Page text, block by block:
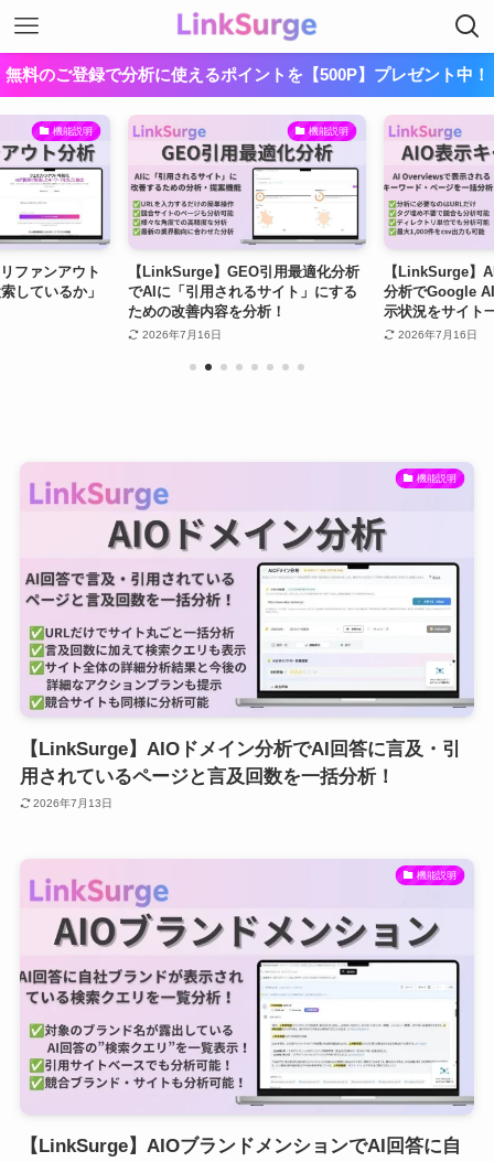
無料のご登録で分析に使えるポイントを【500P】プレゼント中！
AI検索対策を始めよう。
AI検索対策を始めよう。
AI検索対策を始めよう。
機能説明
ファンアウト
しているか」
機能説明
【LinkSurge】GEO引用最適化分析
でAIに「引用されるサイト」にする
ための改善内容を分析！
2026年7月16日
【LinkSurge】
分析でGoogle
示状況をサイト
2026年7月16日
機能説明
【LinkSurge】AIOドメイン分析でAI回答に言及・引
用されているページと言及回数を一括分析！
2026年7月13日
機能説明
【LinkSurge】AIOブランドメンションでAI回答に自